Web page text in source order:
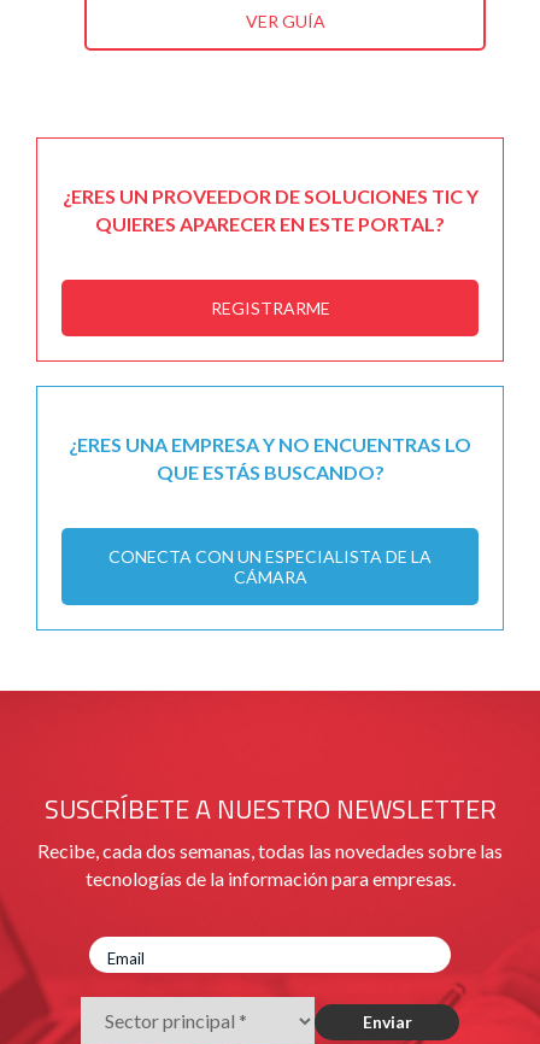
VER GUÍA
¿ERES UN PROVEEDOR DE SOLUCIONES TIC Y
QUIERES APARECER EN ESTE PORTAL?
REGISTRARME
¿ERES UNA EMPRESA Y NO ENCUENTRAS LO
QUE ESTÁS BUSCANDO?
CONECTA CON UN ESPECIALISTA DE LA
CÁMARA
SUSCRÍBETE A NUESTRO NEWSLETTER
Recibe, cada dos semanas, todas las novedades sobre las
tecnologías de la información para empresas.